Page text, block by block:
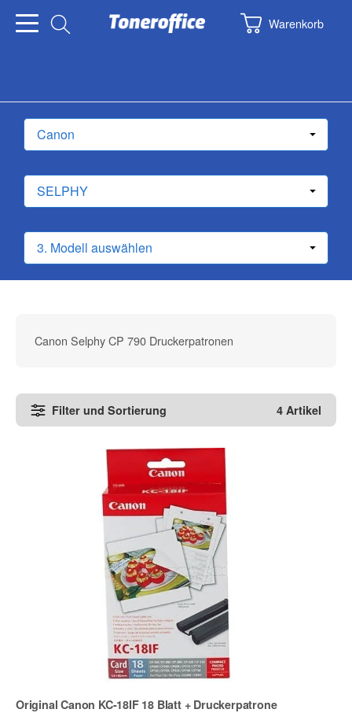
Warenkorb
Canon Selphy CP 790 Druckerpatronen
Filter und Sortierung 4 Artikel
Original Canon KC-18IF 18 Blatt + Druckerpatrone
Zur Artikelbewertung